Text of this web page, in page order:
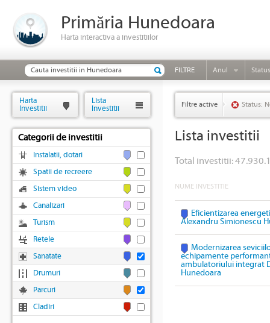
Primăria Hunedoara
Harta interactiva a investitiilor
FILTRE Anul Status
Filtre active Status:
Lista investitii
Total investitii:
NUME INVESTITIE
Eficientizarea
Alexandru Simionescu
Modernizarea
echipamente
ambulatoriului integrat
Hunedoara
Harta
Investitii
Lista
Investitii
Categorii de investitii
Instalatii, dotari
Spatii de recreere
Sistem video
Canalizari
Turism
Retele
Sanatate
Drumuri
Parcuri
Cladiri